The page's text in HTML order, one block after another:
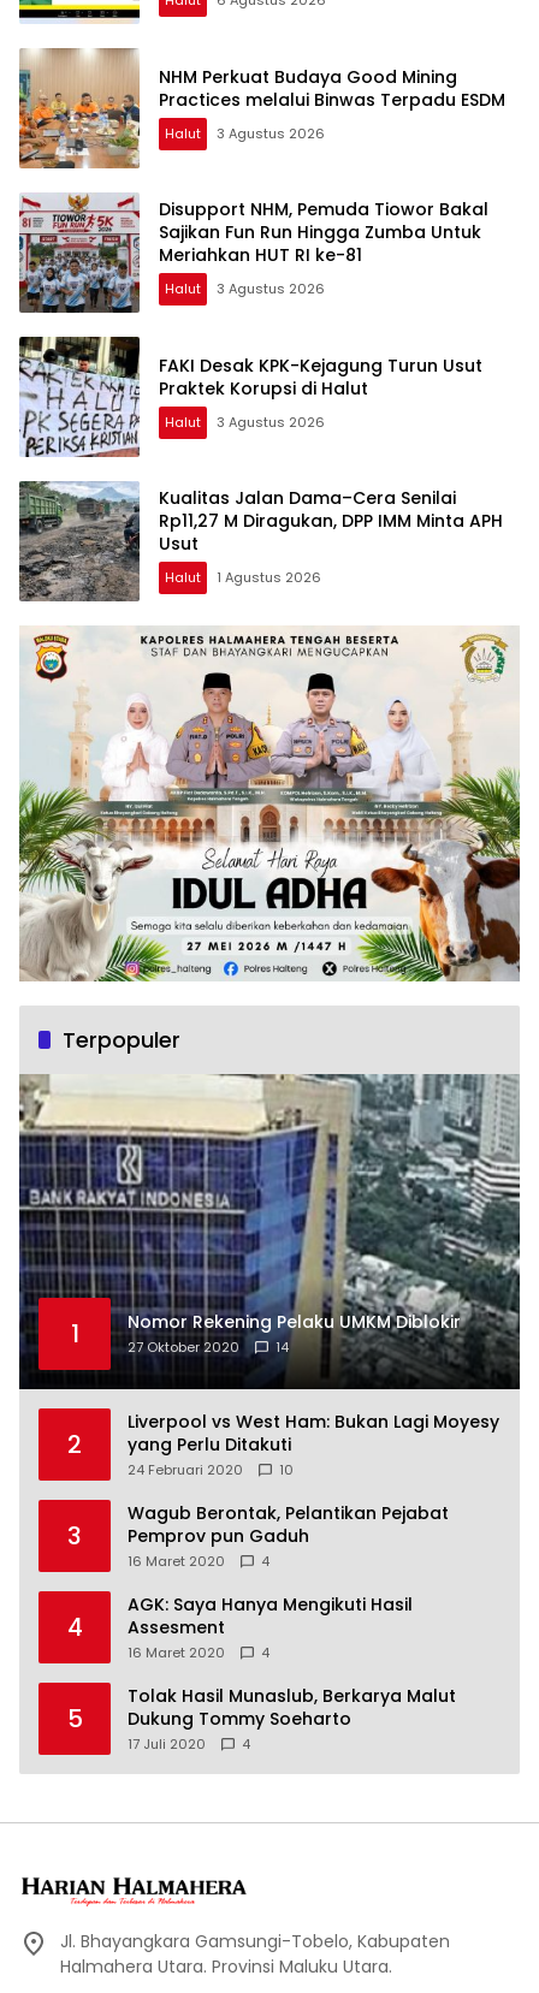
NHM Perkuat Budaya Good Mining
Practices melalui Binwas Terpadu ESDM
Halut 3 Agustus 2026
Disupport NHM, Pemuda Tiowor Bakal
Sajikan Fun Run Hingga Zumba Untuk
Meriahkan HUT RI ke-81
Halut 3 Agustus 2026
FAKI Desak KPK-Kejagung Turun Usut
Praktek Korupsi di Halut
Halut 3 Agustus 2026
Kualitas Jalan Dama–Cera Senilai
Rp11,27 M Diragukan, DPP IMM Minta APH
Usut
Halut 1 Agustus 2026
Terpopuler
1 Nomor Rekening Pelaku UMKM Diblokir
27 Oktober 2020 14
2
Liverpool vs West Ham: Bukan Lagi Moyesy
yang Perlu Ditakuti
24 Februari 2020 10
3
Wagub Berontak, Pelantikan Pejabat
Pemprov pun Gaduh
16 Maret 2020 4
4
AGK: Saya Hanya Mengikuti Hasil
Assesment
16 Maret 2020 4
5
Tolak Hasil Munaslub, Berkarya Malut
Dukung Tommy Soeharto
17 Juli 2020 4
Jl. Bhayangkara Gamsungi-Tobelo, Kabupaten
Halmahera Utara. Provinsi Maluku Utara.